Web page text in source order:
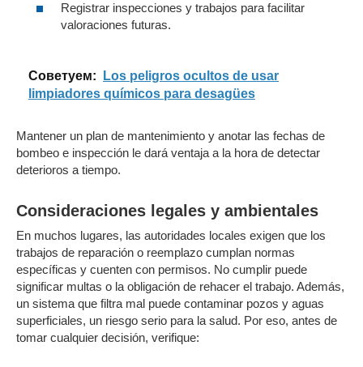
Registrar inspecciones y trabajos para facilitar
valoraciones futuras.
Cоветуем:
Los peligros ocultos de usar
limpiadores químicos para desagües
Mantener un plan de mantenimiento y anotar las fechas de
bombeo e inspección le dará ventaja a la hora de detectar
deterioros a tiempo.
Consideraciones legales y ambientales
En muchos lugares, las autoridades locales exigen que los
trabajos de reparación o reemplazo cumplan normas
específicas y cuenten con permisos. No cumplir puede
significar multas o la obligación de rehacer el trabajo. Además,
un sistema que filtra mal puede contaminar pozos y aguas
superficiales, un riesgo serio para la salud. Por eso, antes de
tomar cualquier decisión, verifique: